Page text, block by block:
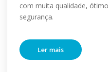
com muita qualidade,
segurança.
Ler mais